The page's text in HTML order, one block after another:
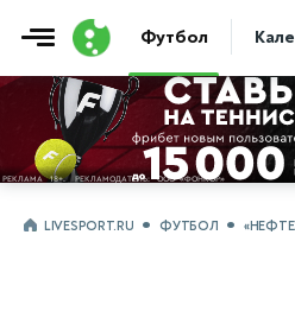
Футбол
LIVESPORT.RU ФУТБОЛ